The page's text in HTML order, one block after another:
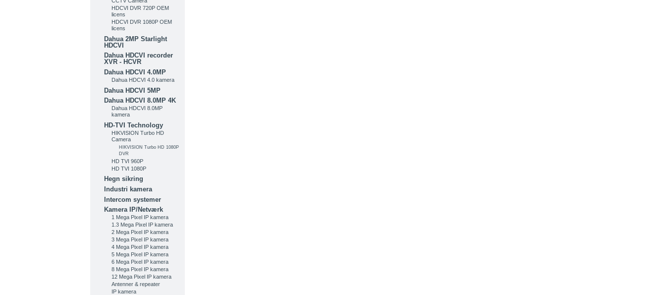
HDCVI DVR 720P OEM
licens
HDCVI DVR 1080P OEM
licens
Dahua 2MP Starlight
HDCVI
Dahua HDCVI recorder
XVR - HCVR
Dahua HDCVI 4.0MP
Dahua HDCVI 4.0 kamera
Dahua HDCVI 5MP
Dahua HDCVI 8.0MP 4K
Dahua HDCVI 8.0MP
kamera
HD-TVI Technology
HIKVISION Turbo HD
Camera
HIKVISION Turbo HD 1080P
DVR
HD TVI 960P
HD TVI 1080P
Hegn sikring
Industri kamera
Intercom systemer
Kamera IP/Netværk
1 Mega Pixel IP kamera
1.3 Mega Pixel IP kamera
2 Mega Pixel IP kamera
3 Mega Pixel IP kamera
4 Mega Pixel IP kamera
5 Mega Pixel IP kamera
6 Mega Pixel IP kamera
8 Mega Pixel IP kamera
12 Mega Pixel IP kamera
Antenner & repeater
IP kamera